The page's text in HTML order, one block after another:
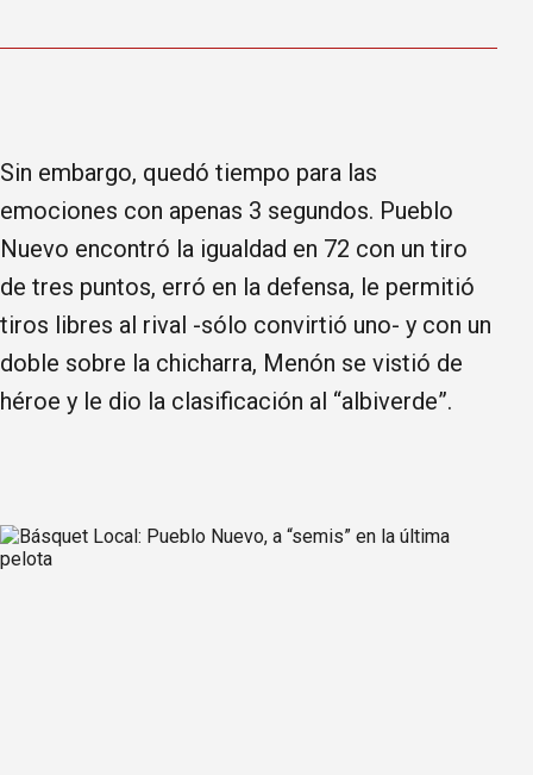
Sin embargo, quedó tiempo para las
emociones con apenas 3 segundos. Pueblo
Nuevo encontró la igualdad en 72 con un tiro
de tres puntos, erró en la defensa, le permitió
tiros libres al rival -sólo convirtió uno- y con un
doble sobre la chicharra, Menón se vistió de
héroe y le dio la clasificación al “albiverde”.